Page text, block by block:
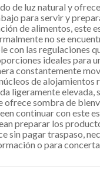
de luz natural y
para servir y
de alimentos, este
no se
con las regulaciones
ideales para
constantemente
de alojamientos
ligeramente
sombra de
continuar con este
preparar los
sin pagar traspaso,
o para